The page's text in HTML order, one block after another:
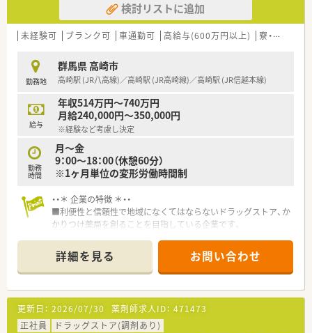
検討リストに追加
未経験可 ブランク可 車通勤可 高給与(600万円以上) 寮・借上社宅あり
勤務地
群馬県 高崎市
高崎駅 (JR八高線)／高崎駅 (JR高崎線)／高崎駅 (JR信越本線)
給与
年収514万円～740万円
月給240,000円～350,000円
※経験など考慮し決定
勤務
時間
月～金
9：00～18：00（休憩60分）
※1ヶ月単位の変形労働時間制
・・＊ 企業の特徴 ＊・・
■利便性と信頼性で地域になくてはならないドラッグストア、か
かりつけ薬局を創ることを目指している企業です。
でもスムーズに仕事が出来る環境が整っているので安心です。
■病院門前の様に処方箋枚数が多くない為に、服薬指導の時間も
じっくりとれるので、患者様にしっかり向き合い仕事が出来るの
も魅力の一つです。
■福利厚生が充実★ 各種手当はもちろん「育児支援制度」もあ
り！
詳細を見る お問い合わせ
更新日： 2026/07/30 薬剤師求人ID： 471473
正社員
ドラッグストア(調剤あり)